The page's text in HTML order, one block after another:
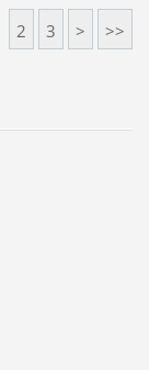
2 3 > >>